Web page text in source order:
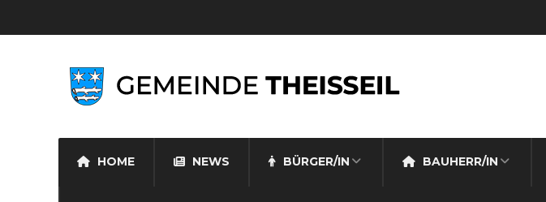
HOME NEWS BÜRGER/IN BAUHERR/IN